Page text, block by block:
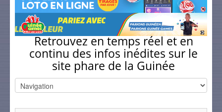
Retrouvez en temps réel et en
continu des infos inédites sur le
site phare de la Guinée